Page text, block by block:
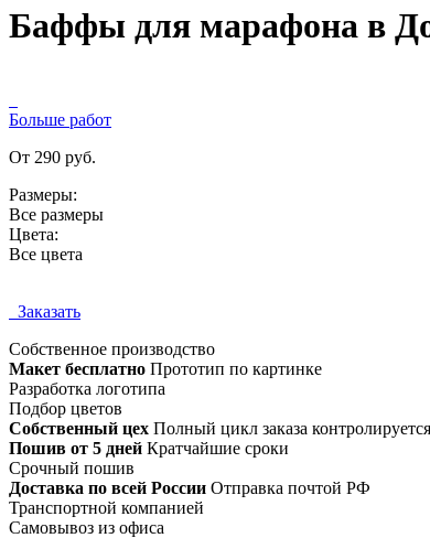
Баффы для марафона в
Больше работ
От 290 руб.
Размеры:
Все размеры
Цвета:
Все цвета
Заказать
Собственное производство
Макет бесплатно Прототип по картинке
Разработка логотипа
Подбор цветов
Собственный цех Полный цикл заказа
Пошив от 5 дней Кратчайшие сроки
Срочный пошив
Доставка по всей России Отправка почтой РФ
Транспортной компанией
Самовывоз из офиса